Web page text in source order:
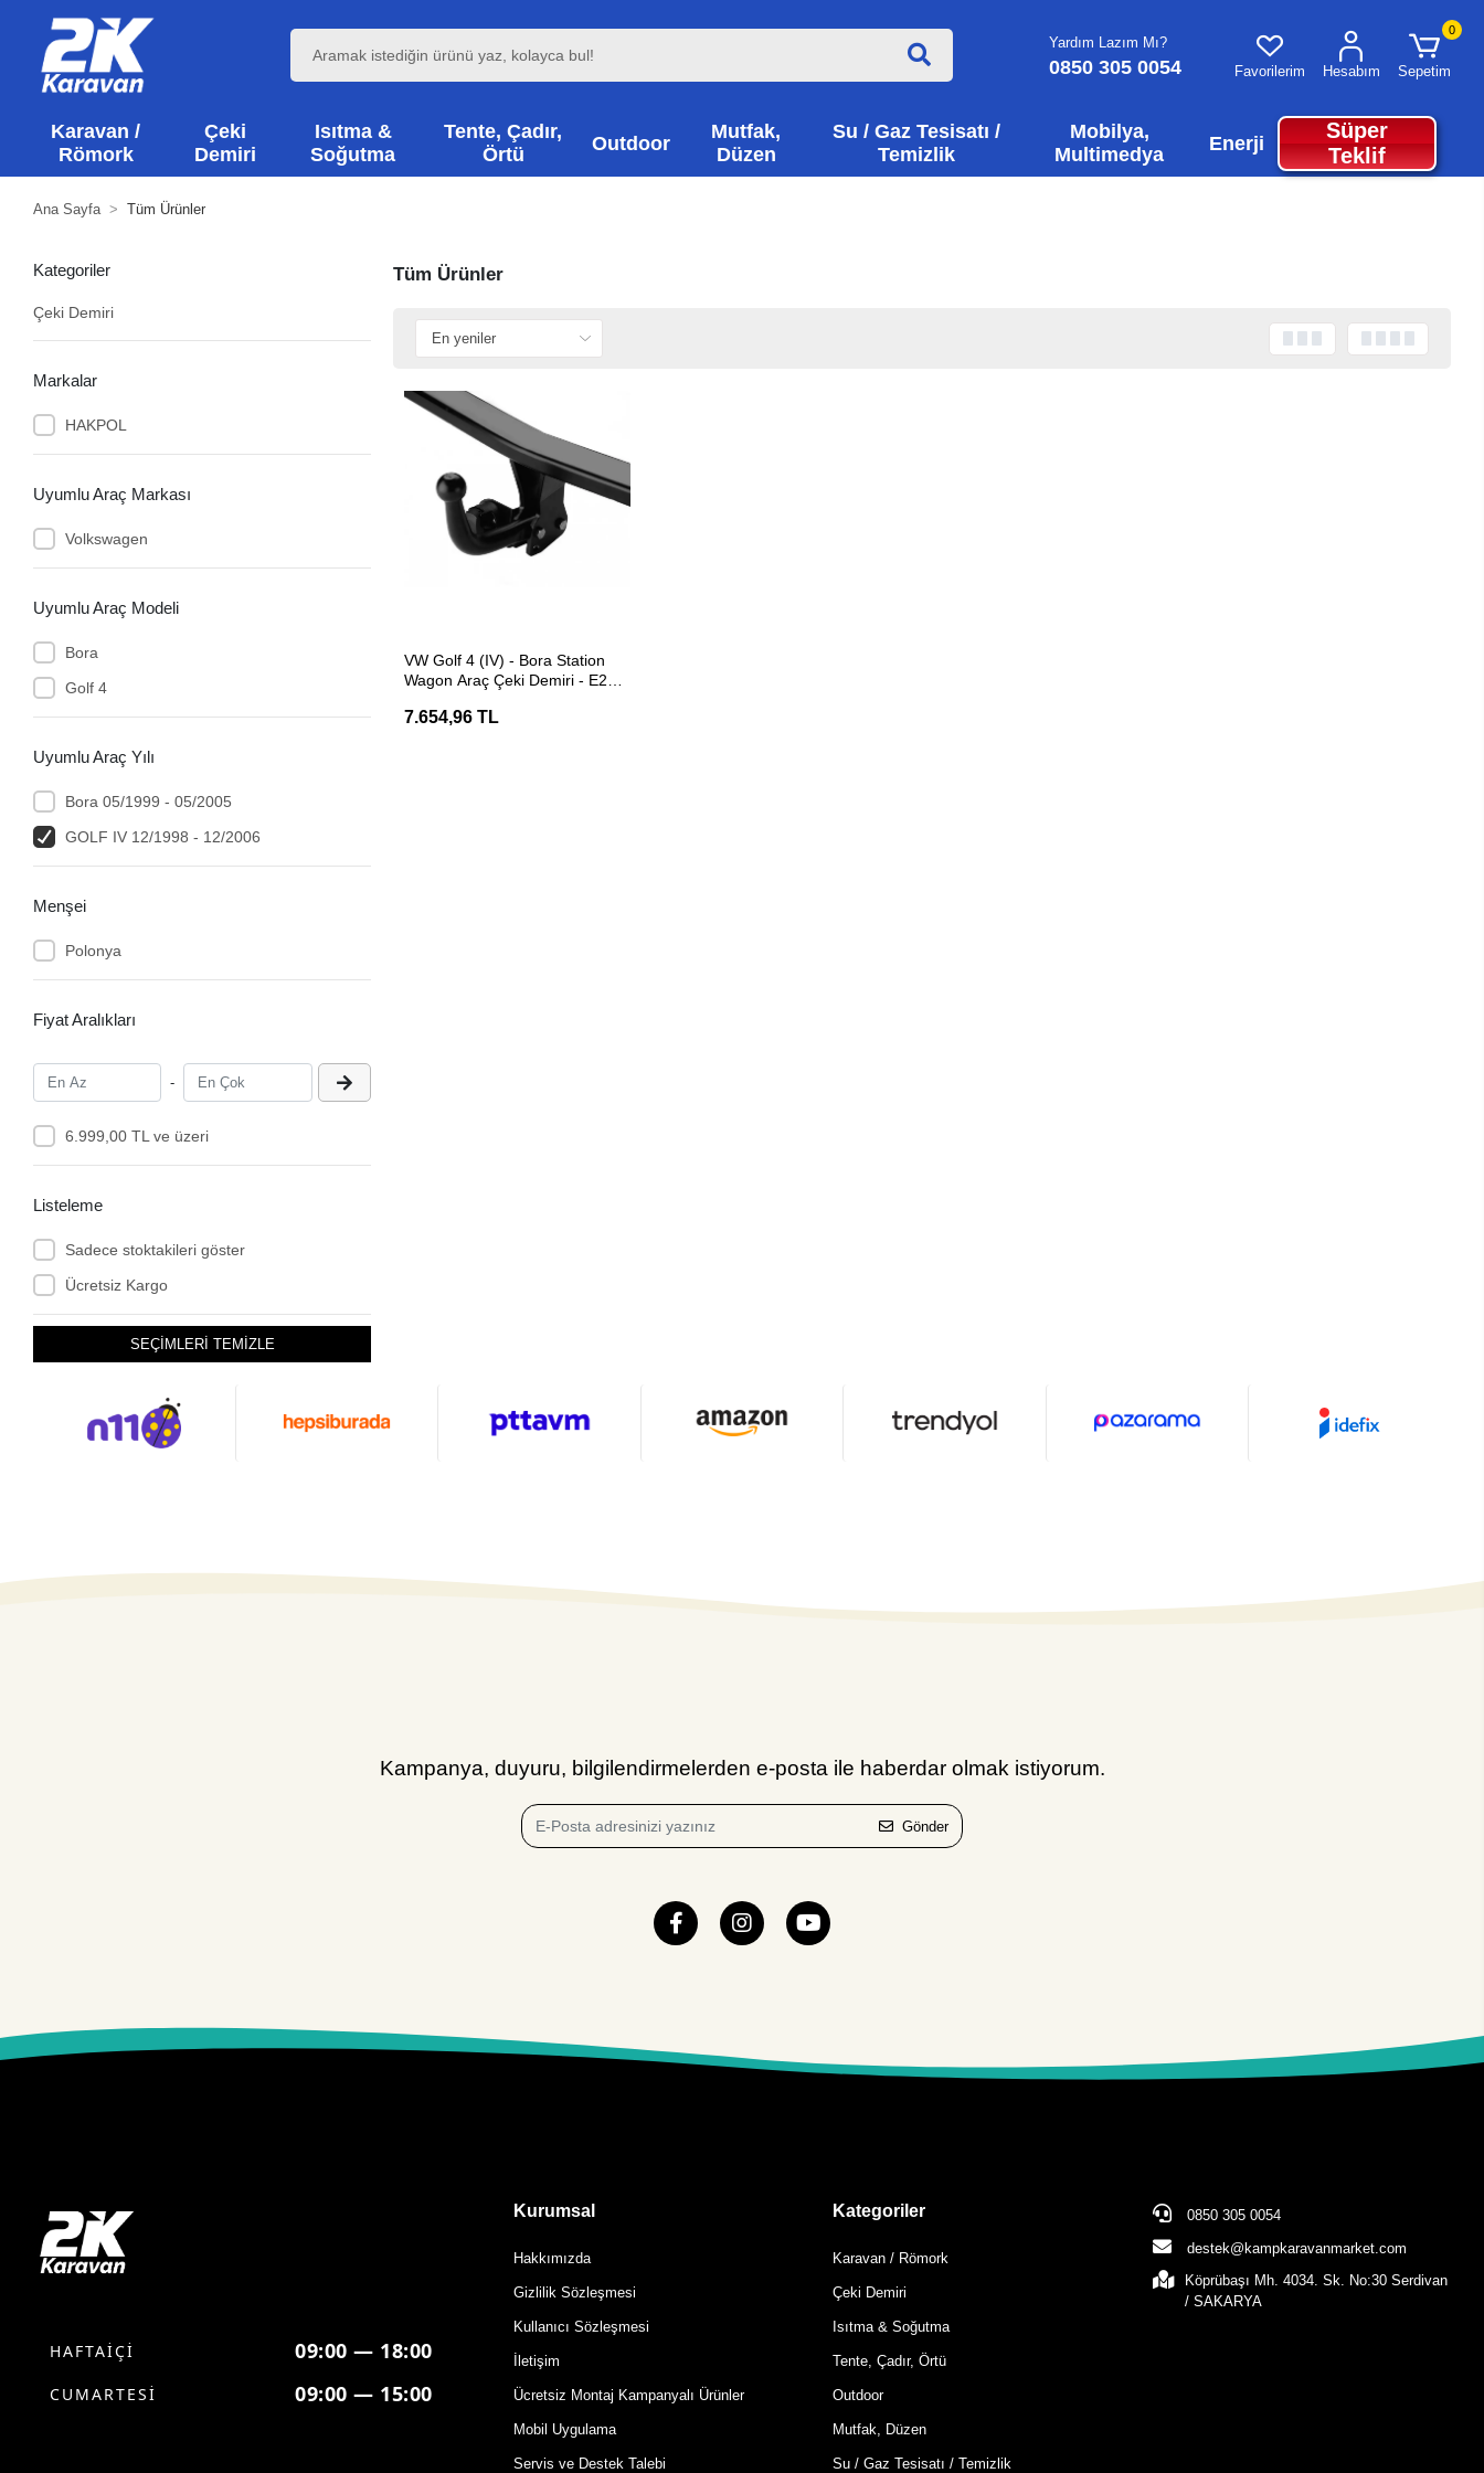
Yardım Lazım Mı?
0850 305 0054 Favorilerim Hesabım
0
Sepetim
Karavan /
Römork
Çeki
Demiri
Isıtma &
Soğutma
Tente, Çadır,
Örtü
Outdoor
Mutfak,
Düzen
Su / Gaz Tesisatı /
Temizlik
Mobilya,
Multimedya
Enerji
Süper
Teklif
Ana Sayfa Tüm Ürünler
Kategoriler
Çeki Demiri
Markalar
HAKPOL
Uyumlu Araç Markası
Volkswagen
Uyumlu Araç Modeli
Bora
Golf 4
Uyumlu Araç Yılı
Bora 05/1999 - 05/2005
GOLF IV 12/1998 - 12/2006
Menşei
Polonya
Fiyat Aralıkları
-
6.999,00 TL ve üzeri
Listeleme
Sadece stoktakileri göster
Ücretsiz Kargo
SEÇİMLERİ TEMİZLE
Tüm Ürünler
VW Golf 4 (IV) - Bora Station
Wagon Araç Çeki Demiri - E20
7.654,96 TL
Kampanya, duyuru, bilgilendirmelerden e-posta ile haberdar olmak istiyorum.
Gönder
HAFTAİÇİ 09:00 — 18:00
CUMARTESİ 09:00 — 15:00
Kurumsal
Hakkımızda
Gizlilik Sözleşmesi
Kullanıcı Sözleşmesi
İletişim
Ücretsiz Montaj Kampanyalı Ürünler
Mobil Uygulama
Servis ve Destek Talebi
Kategoriler
Karavan / Römork
Çeki Demiri
Isıtma & Soğutma
Tente, Çadır, Örtü
Outdoor
Mutfak, Düzen
Su / Gaz Tesisatı / Temizlik
0850 305 0054
destek@kampkaravanmarket.com
Köprübaşı Mh. 4034. Sk. No:30 Serdivan
/ SAKARYA